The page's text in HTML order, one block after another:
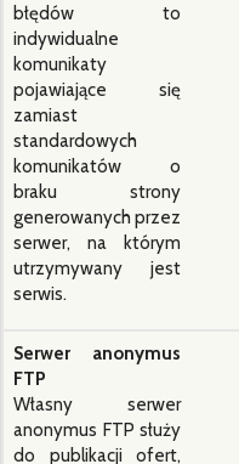
błędów to
indywidualne
komunikaty
pojawiające się
zamiast
standardowych
komunikatów o
braku strony
generowanych przez
serwer, na którym
utrzymywany jest
serwis.
Serwer anonymus
FTP
Własny serwer
anonymus FTP służy
do publikacji ofert,